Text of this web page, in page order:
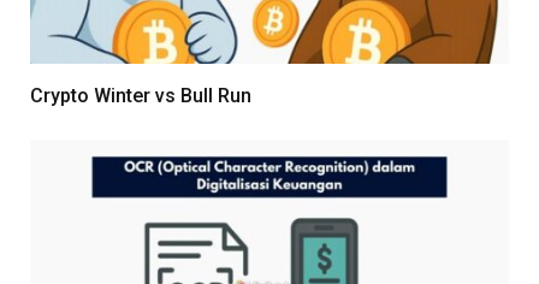
Crypto Winter vs Bull Run